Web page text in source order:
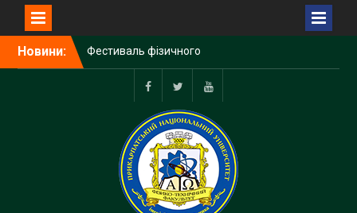
Новини:
Фестиваль фізичного
експерименту
Студенти кафедри взяли
участь в проекті
UNIVERSEH 2.0-Extended
for Ukraine
Вітаємо з Різдвом
Христовим та Новим
Роком!!!
FecebookTwitter Youtube